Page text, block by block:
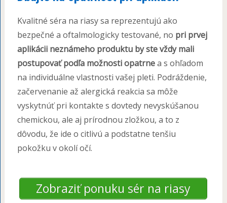
Kvalitné séra na riasy sa reprezentujú ako
bezpečné a oftalmologicky testované, no pri prvej
aplikácii neznámeho produktu by ste vždy mali
postupovať podľa možnosti opatrnea s ohľadom
na individuálne vlastnosti vašej pleti. Podráždenie,
začervenanie až alergická reakcia sa môže
vyskytnúť pri kontakte s dovtedy nevyskúšanou
chemickou, ale aj prírodnou zložkou, a to z
dôvodu, že ide o citlivú a podstatne tenšiu
pokožku v okolí očí.
Zobraziť ponuku sér na riasy